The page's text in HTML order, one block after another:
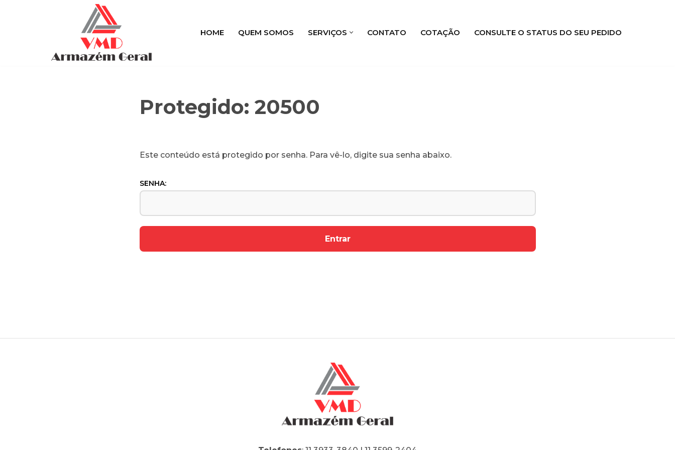
HOME QUEM SOMOS SERVIÇOS CONTATO COTAÇÃO CONSULTE O STATUS DO SEU PEDIDO
Protegido: 20500
Este conteúdo está protegido por senha. Para vê-lo, digite sua senha abaixo.
SENHA: